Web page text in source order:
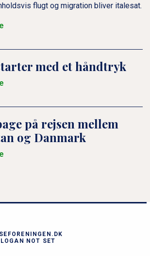
flugt og migration bliver italesat.
med et håndtryk
på rejsen mellem
og Danmark
NOT SET